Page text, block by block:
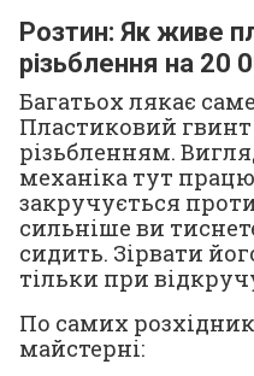
Розтин: Як живе
різьблення на 20
Багатьох лякає
Пластиковий
різьбленням.
механіка тут
закручується
сильніше ви
сидить. Зірвати
тільки при
По самих
майстерні: